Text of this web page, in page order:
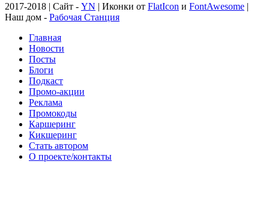
2017-2018 | Сайт - YN | Иконки от FlatIcon и FontAwesome |
Наш дом - Рабочая Станция
Главная
Новости
Посты
Блоги
Подкаст
Промо-акции
Реклама
Промокоды
Каршеринг
Кикшеринг
Стать автором
О проекте/контакты